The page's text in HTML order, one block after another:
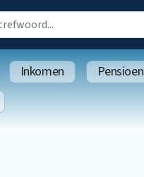
Inkomen
Pensioen